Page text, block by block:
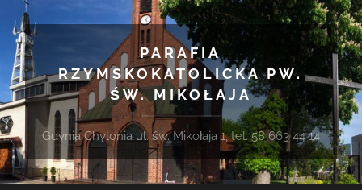
PARAFIA
RZYMSKOKATOLICKA PW.
ŚW. MIKOŁAJA
Gdynia Chylonia ul. św. Mikołaja 1, tel. 58 663 44 14